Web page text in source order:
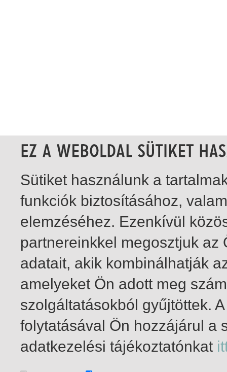
1-10 / összesen 10 találat
Sütiket használunk a
funkciók biztosításához,
elemzéséhez. Ezenkívül
partnereinkkel megosztjuk
adatait, akik kombinálhatják
amelyeket Ön adott meg
szolgáltatásokból gyűjtöttek.
folytatásával Ön hozzájárul a
adatkezelési tájékoztatónkat